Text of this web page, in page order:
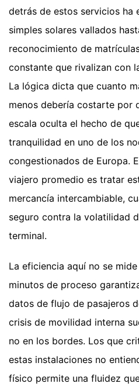
detrás de estos servicios ha
simples solares vallados
reconocimiento de
constante que rivalizan con
La lógica dicta que cuanto
menos debería costarte por
escala oculta el hecho de
tranquilidad en uno de los
congestionados de Europa.
viajero promedio es tratar
mercancía intercambiable,
seguro contra la volatilidad
terminal.
La eficiencia aquí no se
minutos de proceso
datos de flujo de pasajeros
crisis de movilidad interna
no en los bordes. Los que
estas instalaciones no
físico permite una fluidez